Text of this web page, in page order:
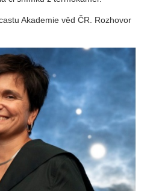
Akademie věd ČR. Rozhovor